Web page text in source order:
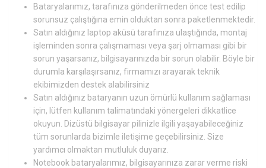
Bataryalarımız, tarafınıza gönderilmeden önce test edilip
sorunsuz çalıştığına emin olduktan sonra paketlenmektedir.
Satın aldığınız laptop aküsü tarafınıza ulaştığında, montaj
işleminden sonra çalışmaması veya şarj olmaması gibi bir
sorun yaşarsanız, bilgisayarınızda bir sorun olabilir. Böyle bir
durumla karşılaşırsanız, firmamızı arayarak teknik
ekibimizden destek alabilirsiniz
Satın aldığınız bataryanın uzun ömürlü kullanım sağlaması
için, lütfen kullanım talimatındaki yönergeleri dikkatlice
okuyun. Dizüstü bilgisayar pilinizle ilgili yaşayabileceğiniz
tüm sorunlarda bizimle iletişime geçebilirsiniz. Size
yardımcı olmaktan mutluluk duyarız.
Notebook bataryalarımız, bilgisayarınıza zarar verme riski